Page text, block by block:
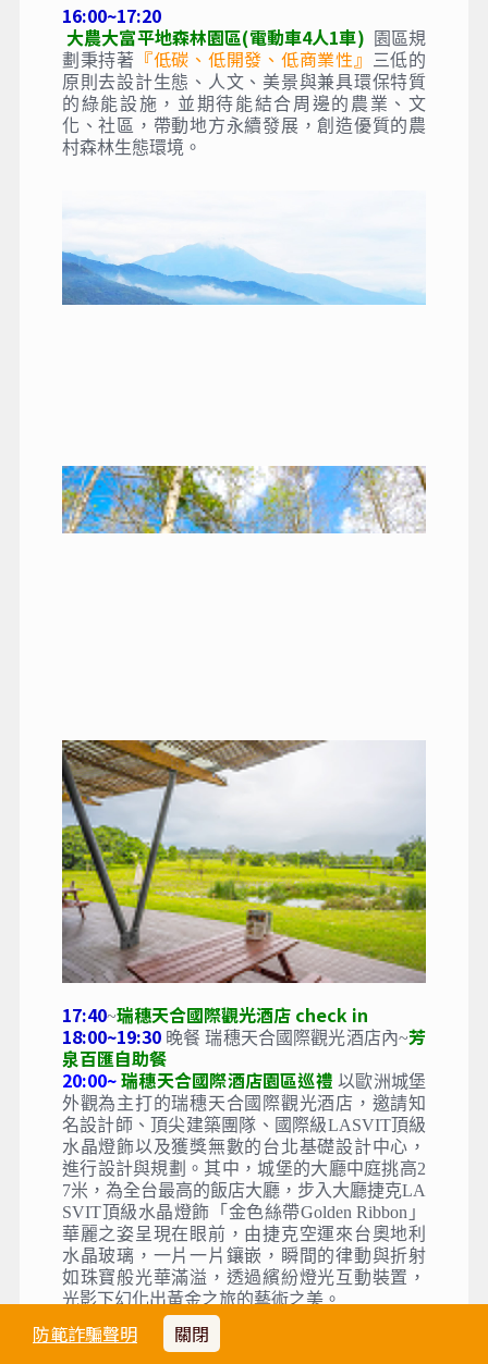
防範詐騙聲明 關閉
16:00~17:20
大農大富平地森林園區(電動車4人1車)
園區規
劃秉持著
『低碳、低開發、低商業性』
三低的
原則去設計生態、人文、美景與兼具環保特質
的綠能設施，並期待能結合周邊的農業、文
化、社區，帶動地方永續發展，創造優質的農
村森林生態環境。
17:40~瑞穗天合國際觀光酒店 check in
18:00~19:30 晚餐 瑞穗天合國際觀光酒店內~芳
泉百匯自助餐
20:00~瑞穗天合國際酒店園區巡禮 以歐洲城堡
外觀為主打的瑞穗天合國際觀光酒店，邀請知
名設計師、頂尖建築團隊、國際級LASVIT頂級
水晶燈飾以及獲獎無數的台北基礎設計中心，
進行設計與規劃。其中，城堡的大廳中庭挑高2
7米，為全台最高的飯店大廳，步入大廳捷克LA
SVIT頂級水晶燈飾「金色絲帶Golden Ribbon」
華麗之姿呈現在眼前，由捷克空運來台奧地利
水晶玻璃，一片一片鑲嵌，瞬間的律動與折射
如珠寶般光華滿溢，透過繽紛燈光互動裝置，
光影下幻化出黃金之旅的藝術之美。